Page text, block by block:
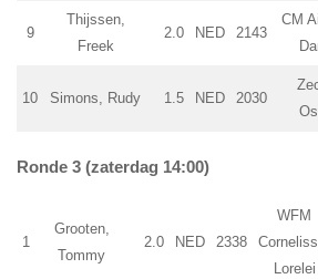
9
Thijssen,
Freek
2.0 NED 2143
CM
10 Simons, Rudy 1.5 NED 2030
Ronde 3 (zaterdag 14:00)
1
Grooten,
Tommy
2.0 NED 2338
WFM
Lorelei